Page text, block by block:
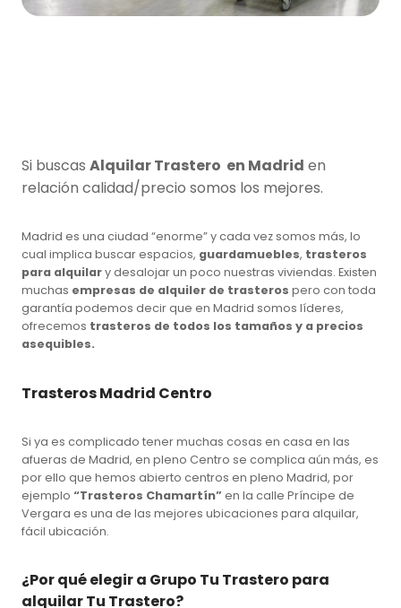
Si buscas Alquilar Trastero en Madrid en
relación calidad/precio somos los mejores.
Madrid es una ciudad “enorme” y cada vez somos más, lo
cual implica buscar espacios, guardamuebles, trasteros
para alquilary desalojar un poco nuestras viviendas. Existen
muchas empresas de alquiler de trasteros pero con toda
garantía podemos decir que en Madrid somos líderes,
ofrecemos trasteros de todos los tamaños y a precios
asequibles.
Trasteros Madrid Centro
Si ya es complicado tener muchas cosas en casa en las
afueras de Madrid, en pleno Centro se complica aún más, es
por ello que hemos abierto centros en pleno Madrid, por
ejemplo “Trasteros Chamartín”en la calle Príncipe de
Vergara es una de las mejores ubicaciones para alquilar,
fácil ubicación.
¿Por qué elegir a Grupo Tu Trastero para
alquilar Tu Trastero?